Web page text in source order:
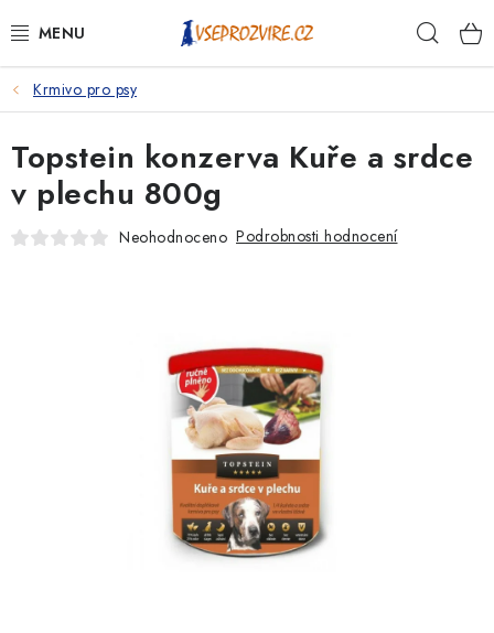
na
PSI
KOČKY
KONĚ
KRÁLÍCI/HLODAVCI/PTÁCI
Krmivo pro psy
Topstein konzerva Kuře a srdce
v plechu 800g
Neohodnoceno Podrobnosti hodnocení